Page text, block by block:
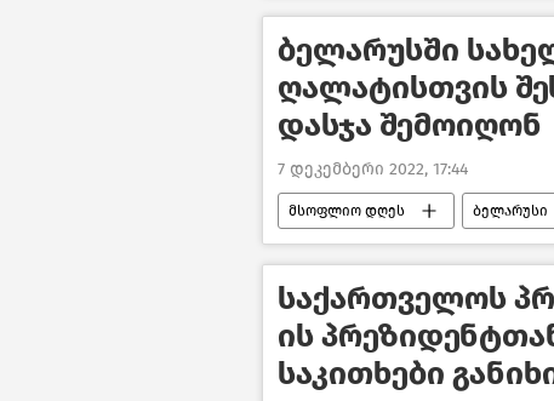
ბელარუსში
ღალატისთვის
დასჯა შემოიღონ
7 დეკემბერი 2022, 17:44
მსოფლიო დღეს ბელარუსი
საქართველოს
ის
საკითხები